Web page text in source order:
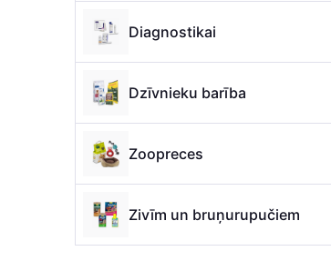
Diagnostikai
Dzīvnieku barība
Zoopreces
Zivīm un bruņurupučiem